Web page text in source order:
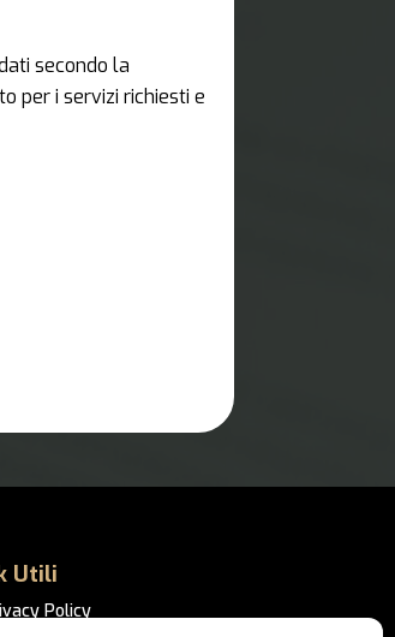
secondo la
per i servizi richiesti e
Utili
Policy